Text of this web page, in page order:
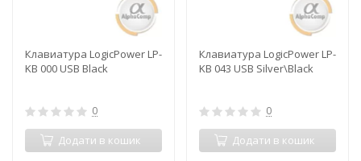
Клавиатура LogicPower LP-
KB 000 USB Black
0
Додати в кошик
Клавиатура LogicPower LP-
KB 043 USB Silver\Black
0
Додати в кошик